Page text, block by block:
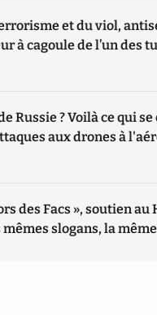
et du viol,
à cagoule de l’un des
Russie ? Voilà ce qui se
aux drones à
des Facs », soutien au
mêmes slogans, la